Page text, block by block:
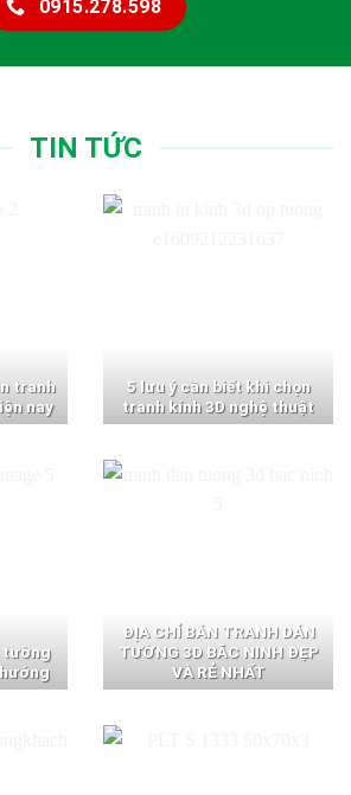
0915.278.598
TIN TỨC
tranh
nay
5 lưu ý cần biết khi chọn
tranh kính 3D nghệ thuật
tường
ĐỊA CHỈ BÁN TRANH DÁN
TƯỜNG 3D BẮC NINH ĐẸP
VÀ RẺ NHẤT